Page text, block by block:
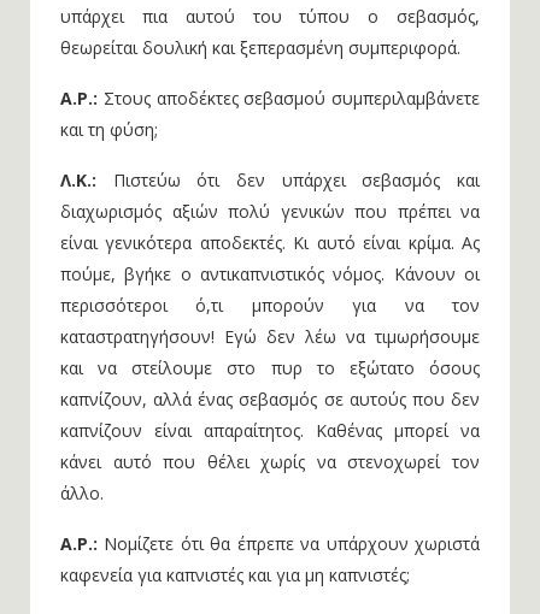
υπάρχει πια αυτού του τύπου ο σεβασμός,
θεωρείται δουλική και ξεπερασμένη συμπεριφορά.
Α.Ρ.: Στους αποδέκτες σεβασμού συμπεριλαμβάνετε
και τη φύση;
Λ.Κ.: Πιστεύω ότι δεν υπάρχει σεβασμός και
διαχωρισμός αξιών πολύ γενικών που πρέπει να
είναι γενικότερα αποδεκτές. Κι αυτό είναι κρίμα. Ας
πούμε, βγήκε ο αντικαπνιστικός νόμος. Κάνουν οι
περισσότεροι ό,τι μπορούν για να τον
καταστρατηγήσουν! Εγώ δεν λέω να τιμωρήσουμε
και να στείλουμε στο πυρ το εξώτατο όσους
καπνίζουν, αλλά ένας σεβασμός σε αυτούς που δεν
καπνίζουν είναι απαραίτητος. Καθένας μπορεί να
κάνει αυτό που θέλει χωρίς να στενοχωρεί τον
άλλο.
Α.Ρ.: Νομίζετε ότι θα έπρεπε να υπάρχουν χωριστά
καφενεία για καπνιστές και για μη καπνιστές;